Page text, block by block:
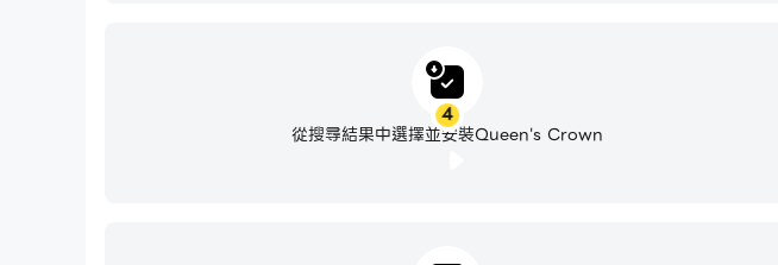
4
從搜尋結果中選擇並安裝Queen's Crown